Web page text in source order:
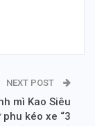
NEXT POST
mì Kao Siêu
phu kéo xe “3